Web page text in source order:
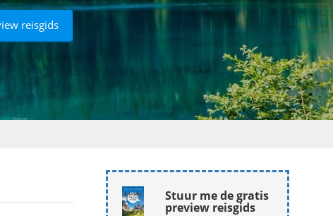
reisgids
Stuur me de gratis
preview reisgids